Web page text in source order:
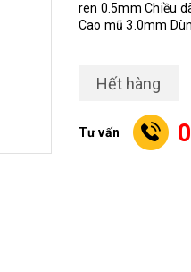
ren 0.5mm Chiều
Cao mũ 3.0mm
Hết hàng
Tư vấn